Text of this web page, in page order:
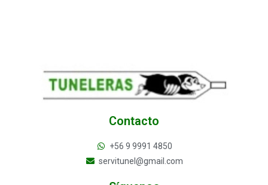
Contacto
+56 9 9991 4850
servitunel@gmail.com